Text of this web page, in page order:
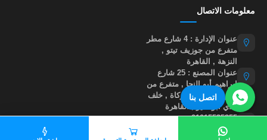
اتصل بنا
معلومات الاتصال
عنوان الإدارة : 4 شارع مطر
متفرع من جوزيف تيتو ,
النزهة , القاهرة
عنوان المصنع : 25 شارع
إبراهيم أبو النجا , متفرع من
شارع مؤسسة الزكاة , خلف
نادي أبو صير , القاهرة
01015535855
help@madastore.net